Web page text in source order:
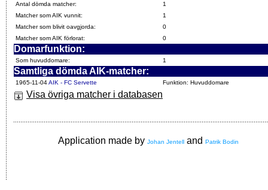
Antal dömda matcher:
1
Matcher som AIK vunnit:
1
Matcher som blivit oavgjorda:
0
Matcher som AIK förlorat:
0
Domarfunktion:
Som huvuddomare: 1
Samtliga dömda AIK-matcher:
1965-11-04AIK - FC Servette Funktion: Huvuddomare
Visa övriga matcher i databasen
Application made by Johan Jentell and Patrik Bodin